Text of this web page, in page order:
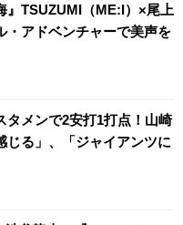
』TSUZUMI（ME:I）×尾上
・アドベンチャーで美声を
タメンで2安打1打点！山崎
じる」、「ジャイアンツに